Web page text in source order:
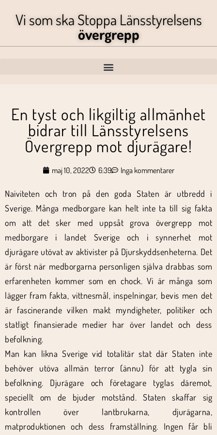
Vi som ska Stoppa Länsstyrelsens
övergrepp
En tyst och likgiltig allmänhet
bidrar till Länsstyrelsens
Övergrepp mot djurägare!
maj 10, 2022 6:39 Inga kommentarer
Naiviteten och tron på den goda Staten är utbredd i
Sverige. Många medborgare kan helt inte ta till sig fakta
om att det sker med uppsåt grova övergrepp mot
medborgare i landet Sverige och i synnerhet mot
djurägare utövat av aktivister på Djurskyddsenheterna. Det
är först när medborgarna personligen själva drabbas som
erfarenheten kommer som en chock. Vi är många som
lägger fram fakta, vittnesmål, inspelningar, bevis men det
är fascinerande vilken makt myndigheter, politiker och
statligt finansierade medier har över landet och dess
befolkning.
Man kan likna Sverige vid totalitär stat där Staten inte
behöver utöva allmän terror (ännu) för att tygla sin
befolkning. Djurägare och företagare tyglas däremot,
speciellt om de bjuder motstånd. Staten skaffar sig
kontrollen över lantbrukarna, djurägarna,
matproduktionen och dess framställning. Ingen får bli